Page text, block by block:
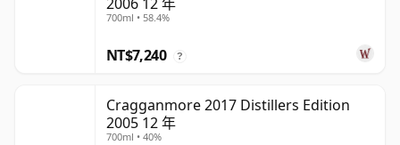
700ml • 58.4%
NT$7,240 ?
Cragganmore 2017 Distillers Edition
2005 12 年
700ml • 40%